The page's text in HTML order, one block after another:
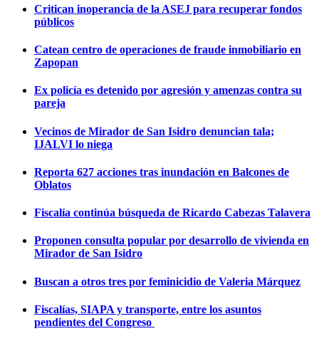
Critican inoperancia de la ASEJ para recuperar fondos
públicos
Catean centro de operaciones de fraude inmobiliario en
Zapopan
Ex policía es detenido por agresión y amenzas contra su
pareja
Vecinos de Mirador de San Isidro denuncian tala;
IJALVI lo niega
Reporta 627 acciones tras inundación en Balcones de
Oblatos
Fiscalía continúa búsqueda de Ricardo Cabezas Talavera
Proponen consulta popular por desarrollo de vivienda en
Mirador de San Isidro
Buscan a otros tres por feminicidio de Valeria Márquez
Fiscalías, SIAPA y transporte, entre los asuntos
pendientes del Congreso